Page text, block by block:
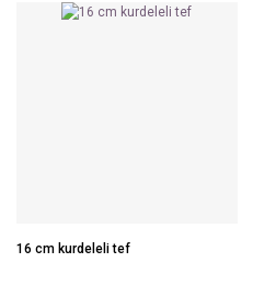
16 cm kurdeleli tef